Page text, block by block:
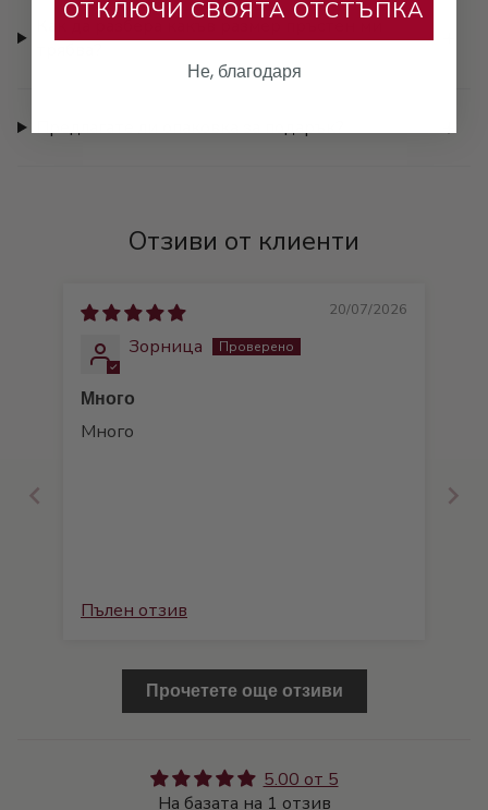
Как да разбера какъв размер пръстен ми
Предлагате ли опаковка за подарък?
Отзиви от клиенти
20/07/2026
Зорница
Много
Много
Пълен отзив
Прочетете още отзиви
5.00 от 5
На базата на 1 отзив
ОТКЛЮЧИ СВОЯТА ОТСТЪПКА
Не, благодаря